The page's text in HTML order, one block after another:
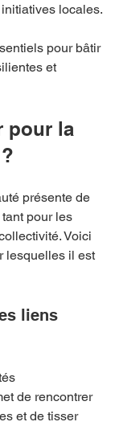
locales.
pour bâtir
et
pour la
présente de
pour les
Voici
lesquelles il est
liens
de rencontrer
et de tisser